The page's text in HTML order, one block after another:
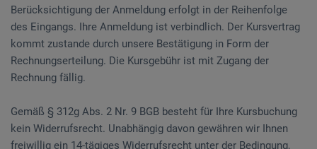
Berücksichtigung der Anmeldung erfolgt in der Reihenfolge
des Eingangs. Ihre Anmeldung ist verbindlich. Der Kursvertrag
kommt zustande durch unsere Bestätigung in Form der
Rechnungserteilung. Die Kursgebühr ist mit Zugang der
Rechnung fällig.
Gemäß § 312g Abs. 2 Nr. 9 BGB besteht für Ihre Kursbuchung
kein Widerrufsrecht. Unabhängig davon gewähren wir Ihnen
freiwillig ein 14-tägiges Widerrufsrecht unter der Bedingung,